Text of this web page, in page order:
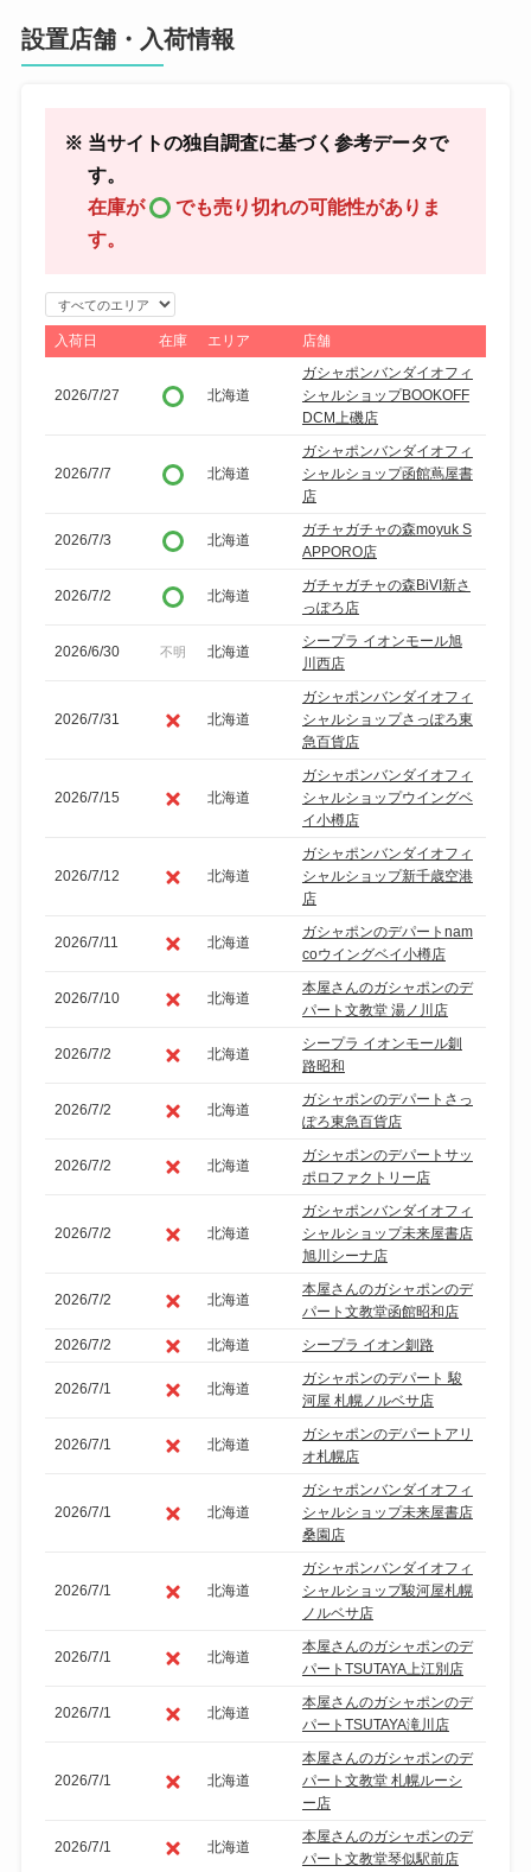
設置店舗・入荷情報
※ 当サイトの独自調査に基づく参考データで
す。
在庫が
でも売り切れの可能性がありま
す。
エ
リ
ア
で
込
入荷日 在庫 エリア 店舗
2026/7/27 北海道
ガシャポンバンダイオフィ
シャルショップBOOKOFF
DCM上磯店
2026/7/7 北海道
ガシャポンバンダイオフィ
シャルショップ函館蔦屋書
店
2026/7/3 北海道
ガチャガチャの森moyuk S
APPORO店
2026/7/2 北海道
ガチャガチャの森BiVI新さ
っぽろ店
2026/6/30 不明 北海道
シープラ イオンモール旭
川西店
2026/7/31 北海道
ガシャポンバンダイオフィ
シャルショップさっぽろ東
急百貨店
2026/7/15 北海道
ガシャポンバンダイオフィ
シャルショップウイングベ
イ小樽店
2026/7/12 北海道
ガシャポンバンダイオフィ
シャルショップ新千歳空港
店
2026/7/11 北海道
ガシャポンのデパートnam
coウイングベイ小樽店
2026/7/10 北海道
本屋さんのガシャポンのデ
パート文教堂 湯ノ川店
2026/7/2 北海道
シープラ イオンモール釧
路昭和
2026/7/2 北海道
ガシャポンのデパートさっ
ぽろ東急百貨店
2026/7/2 北海道
ガシャポンのデパートサッ
ポロファクトリー店
2026/7/2 北海道
ガシャポンバンダイオフィ
シャルショップ未来屋書店
旭川シーナ店
2026/7/2 北海道
本屋さんのガシャポンのデ
パート文教堂函館昭和店
2026/7/2
北海道 シープラ イオン釧路
2026/7/1 北海道
ガシャポンのデパート 駿
河屋 札幌ノルベサ店
2026/7/1 北海道
ガシャポンのデパートアリ
オ札幌店
2026/7/1 北海道
ガシャポンバンダイオフィ
シャルショップ未来屋書店
桑園店
2026/7/1 北海道
ガシャポンバンダイオフィ
シャルショップ駿河屋札幌
ノルベサ店
2026/7/1 北海道
本屋さんのガシャポンのデ
パートTSUTAYA上江別店
2026/7/1 北海道
本屋さんのガシャポンのデ
パートTSUTAYA滝川店
2026/7/1 北海道
本屋さんのガシャポンのデ
パート文教堂 札幌ルーシ
ー店
2026/7/1 北海道
本屋さんのガシャポンのデ
パート文教堂琴似駅前店